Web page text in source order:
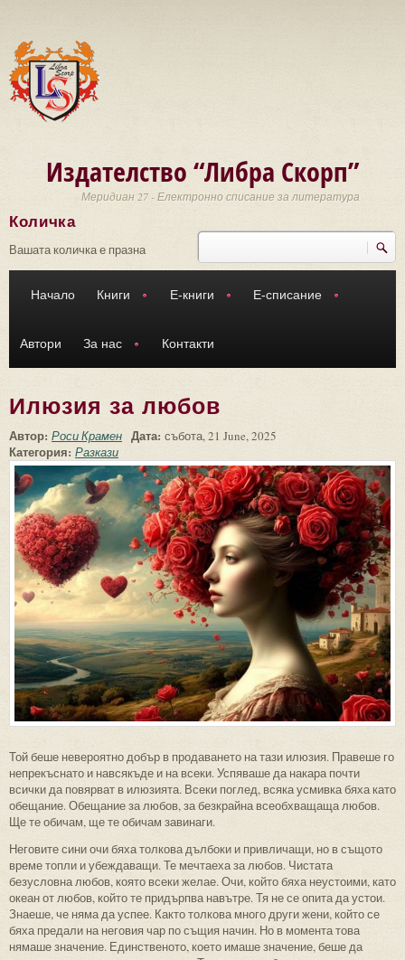
Издателство “Либра Скорп”
Меридиан 27 - Електронно списание за литература
Търси
Количка
Вашата количка е празна
Начало Книги Е-книги Е-списание
Автори За нас Контакти
Илюзия за любов
Автор: Роси Крамен Дата: събота, 21 June, 2025
Категория: Разкази
Той беше невероятно добър в продаването на тази илюзия. Правеше го
непрекъснато и навсякъде и на всеки. Успяваше да накара почти
всички да повярват в илюзията. Всеки поглед, всяка усмивка бяха като
обещание. Обещание за любов, за безкрайна всеобхващаща любов.
Ще те обичам, ще те обичам завинаги.
Неговите сини очи бяха толкова дълбоки и привличащи, но в същото
време топли и убеждаващи. Те мечтаеха за любов. Чистата
безусловна любов, която всеки желае. Очи, който бяха неустоими, като
океан от любов, който те придърпва навътре. Тя не се опита да устои.
Знаеше, че няма да успее. Както толкова много други жени, който се
бяха предали на неговия чар по същия начин. Но в момента това
нямаше значение. Единственото, което имаше значение, беше да